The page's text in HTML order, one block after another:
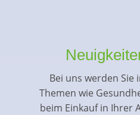
Bei uns werden Sie
Themen wie
beim Einkauf in Ihrer